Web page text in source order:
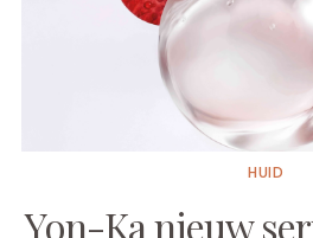
HUID
Yon-Ka nieuw